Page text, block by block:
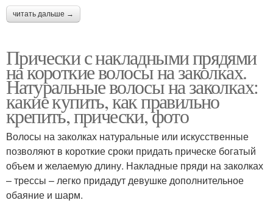
читать дальше →
Прически с накладными прядями
на короткие волосы на заколках.
Натуральные волосы на заколках:
какие купить, как правильно
крепить, прически, фото
Волосы на заколках натуральные или искусственные
позволяют в короткие сроки придать прическе богатый
объем и желаемую длину. Накладные пряди на заколках
– трессы – легко придадут девушке дополнительное
обаяние и шарм.